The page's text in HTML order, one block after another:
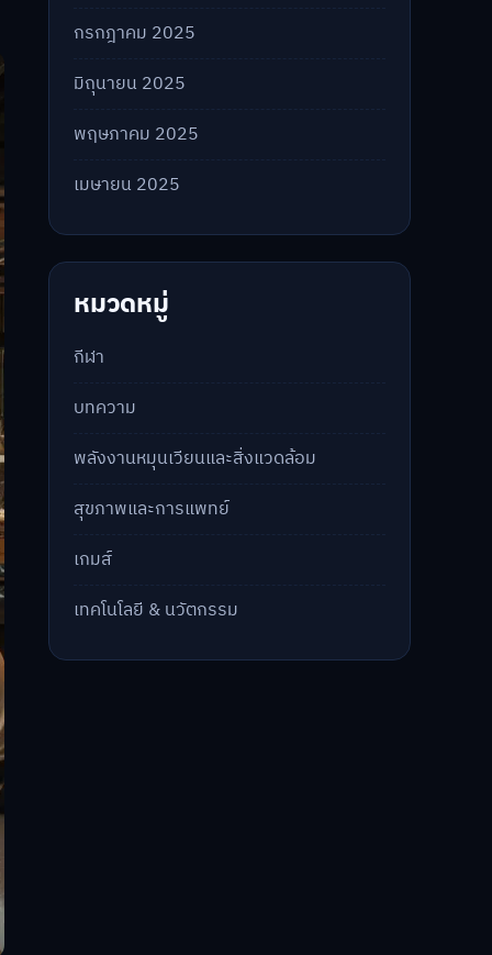
กรกฎาคม 2025
มิถุนายน 2025
พฤษภาคม 2025
เมษายน 2025
หมวดหมู่
กีฬา
บทความ
พลังงานหมุนเวียนและสิ่งแวดล้อม
สุขภาพและการแพทย์
เกมส์
เทคโนโลยี & นวัตกรรม